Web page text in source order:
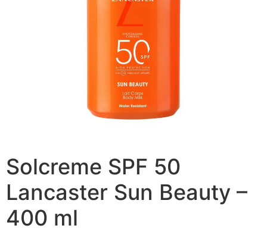
Solcreme SPF 50
Lancaster Sun Beauty –
400 ml